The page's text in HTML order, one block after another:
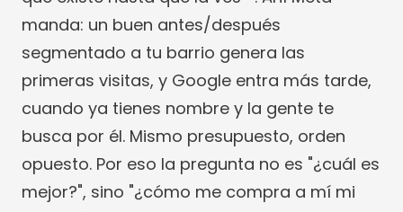
manda: un buen antes/después
segmentado a tu barrio genera las
primeras visitas, y Google entra más tarde,
cuando ya tienes nombre y la gente te
busca por él. Mismo presupuesto, orden
opuesto. Por eso la pregunta no es "¿cuál es
mejor?", sino "¿cómo me compra a mí mi